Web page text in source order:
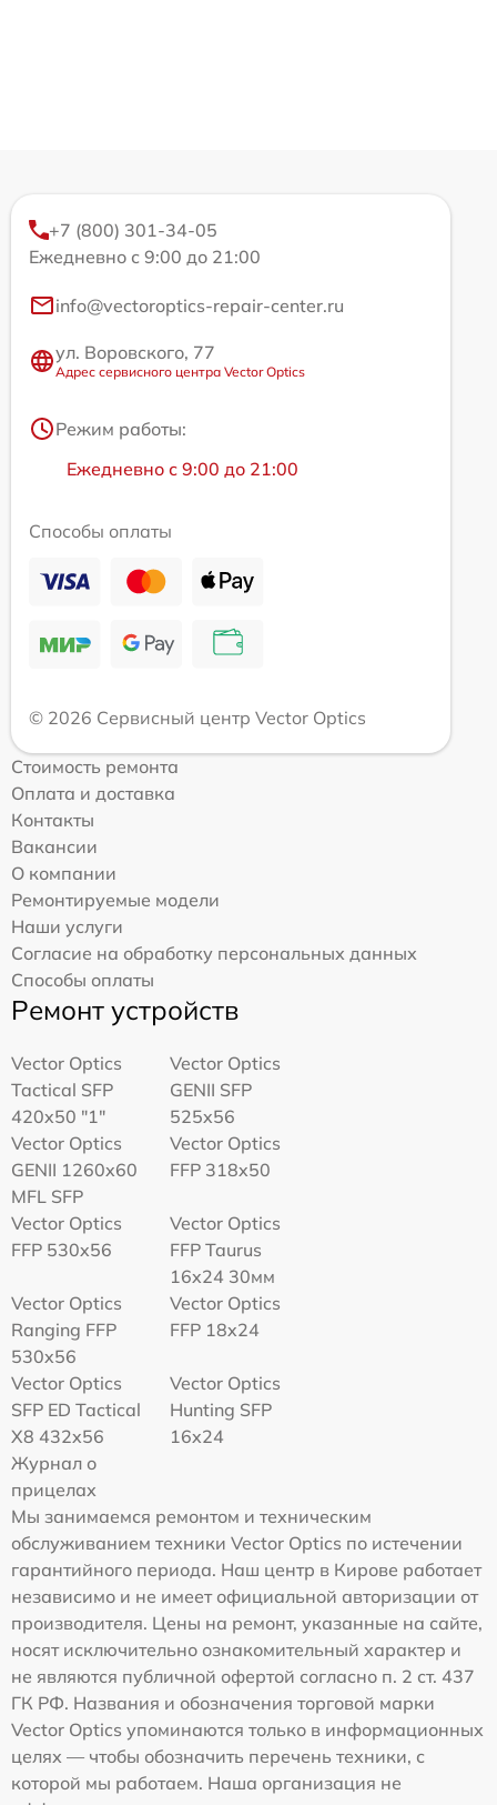
+7 (800) 301-34-05
Ежедневно с 9:00 до 21:00
info@vectoroptics-repair-center.ru
ул. Воровского, 77
Адрес сервисного центра Vector Optics
Режим работы:
Ежедневно с 9:00 до 21:00
Способы оплаты
© 2026 Сервисный центр Vector Optics
Стоимость ремонта
Оплата и доставка
Контакты
Вакансии
О компании
Ремонтируемые модели
Наши услуги
Согласие на обработку персональных данных
Способы оплаты
Ремонт устройств
Vector Optics
Tactical SFP
420x50 "1"
Vector Optics
GENII SFP
525x56
Vector Optics
GENII 1260x60
MFL SFP
Vector Optics
FFP 318x50
Vector Optics
FFP 530x56
Vector Optics
FFP Taurus
16x24 30мм
Vector Optics
Ranging FFP
530x56
Vector Optics
FFP 18x24
Vector Optics
SFP ED Tactical
X8 432x56
Vector Optics
Hunting SFP
16x24
Журнал о
прицелах
Мы занимаемся ремонтом и техническим
обслуживанием техники Vector Optics по истечении
гарантийного периода. Наш центр в Кирове работает
независимо и не имеет официальной авторизации от
производителя. Цены на ремонт, указанные на сайте,
носят исключительно ознакомительный характер и
не являются публичной офертой согласно п. 2 ст. 437
ГК РФ. Названия и обозначения торговой марки
Vector Optics упоминаются только в информационных
целях — чтобы обозначить перечень техники, с
которой мы работаем. Наша организация не